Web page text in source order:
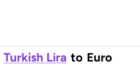
Turkish Lira to Euro